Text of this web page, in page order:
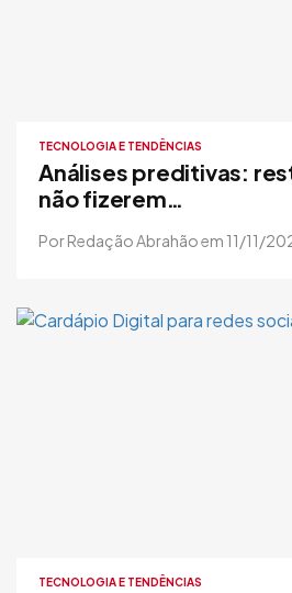
TECNOLOGIA E TENDÊNCIAS
Análises preditivas:
não fizerem…
Por Redação Abrahão em 11/11/
TECNOLOGIA E TENDÊNCIAS